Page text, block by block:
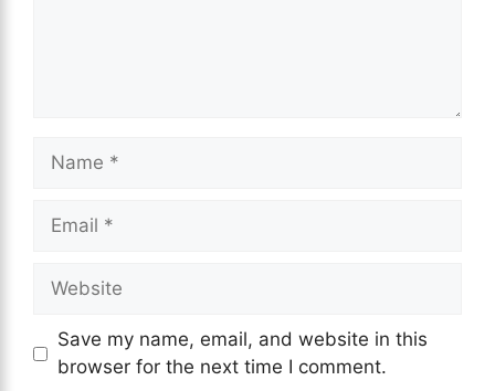
Name
Email
Website
Save my name, email, and website in this
browser for the next time I comment.